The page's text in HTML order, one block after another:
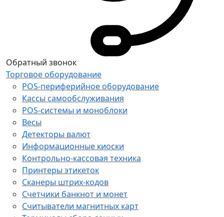
Обратный звонок
Торговое оборудование
POS-периферийное оборудование
Кассы самообслуживания
POS-системы и моноблоки
Весы
Детекторы валют
Информационные киоски
Контрольно-кассовая техника
Принтеры этикеток
Сканеры штрих-кодов
Счетчики банкнот и монет
Считыватели магнитных карт